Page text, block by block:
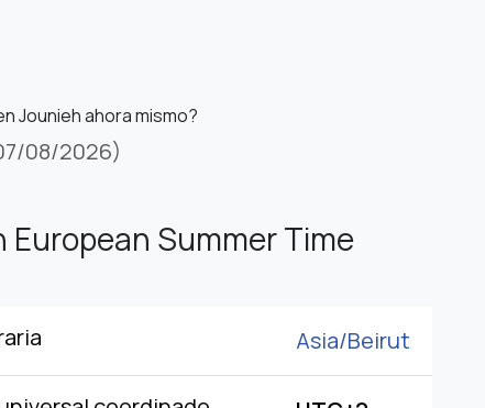
Jounieh ahora mismo?
08/2026)
European Summer Time
Asia/Beirut